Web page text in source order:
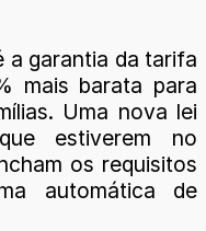
a garantia da tarifa
mais barata para
Uma nova lei
estiverem no
os requisitos
automática de